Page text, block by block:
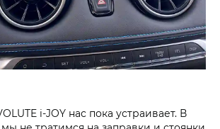
i‑JOY нас пока устраивает. В